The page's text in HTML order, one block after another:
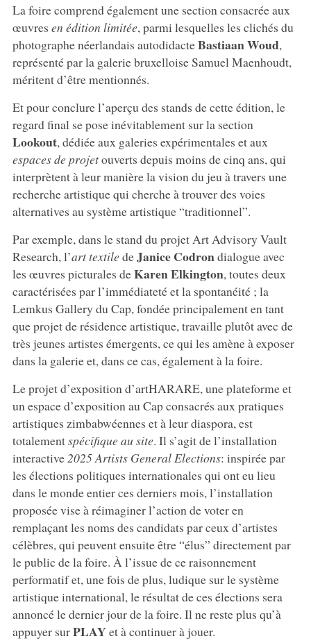
La foire comprend également une section consacrée aux
œuvres en édition limitée, parmi lesquelles les clichés du
photographe néerlandais autodidacteBastiaan Woud,
représenté par la galerie bruxelloise Samuel Maenhoudt,
méritent d’être mentionnés.
Et pour conclure l’aperçu des stands de cette édition, le
regard final se pose inévitablement sur la section
Lookout, dédiée aux galeries expérimentales et aux
espaces de projetouverts depuis moins de cinq ans, qui
interprètent à leur manière la vision du jeu à travers une
recherche artistique qui cherche à trouver des voies
alternatives au système artistique “traditionnel”.
Par exemple, dans le stand du projet Art Advisory Vault
Research, l’art textiledeJanice Codrondialogue avec
les œuvres picturales deKaren Elkington, toutes deux
caractérisées par l’immédiateté et la spontanéité ; la
Lemkus Gallery du Cap, fondée principalement en tant
que projet de résidence artistique, travaille plutôt avec de
très jeunes artistes émergents, ce qui les amène à exposer
dans la galerie et, dans ce cas, également à la foire.
Le projet d’exposition d’artHARARE, une plateforme et
un espace d’exposition au Cap consacrés aux pratiques
artistiques zimbabwéennes et à leur diaspora, est
totalementspécifique au site. Il s’agit de l’installation
interactive 2025 Artists General Elections: inspirée par
les élections politiques internationales qui ont eu lieu
dans le monde entier ces derniers mois, l’installation
proposée vise à réimaginer l’action de voter en
remplaçant les noms des candidats par ceux d’artistes
célèbres, qui peuvent ensuite être “élus” directement par
le public de la foire. À l’issue de ce raisonnement
performatif et, une fois de plus, ludique sur le système
artistique international, le résultat de ces élections sera
annoncé le dernier jour de la foire. Il ne reste plus qu’à
appuyer surPLAYet à continuer à jouer.